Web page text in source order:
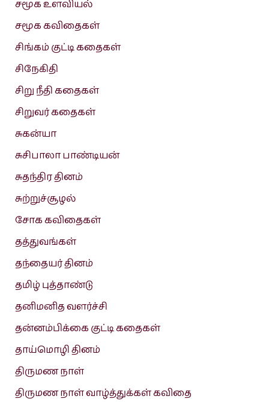
சமூக உளவியல்
சமூக கவிதைகள்
சிங்கம் குட்டி கதைகள்
சிநேகிதி
சிறு நீதி கதைகள்
சிறுவர் கதைகள்
சுகன்யா
சுசிபாலா பாண்டியன்
சுதந்திர தினம்
சுற்றுச்சூழல்
சோக கவிதைகள்
தத்துவங்கள்
தந்தையர் தினம்
தமிழ் புத்தாண்டு
தனிமனித வளர்ச்சி
தன்னம்பிக்கை குட்டி கதைகள்
தாய்மொழி தினம்
திருமண நாள்
திருமண நாள் வாழ்த்துக்கள் கவிதை